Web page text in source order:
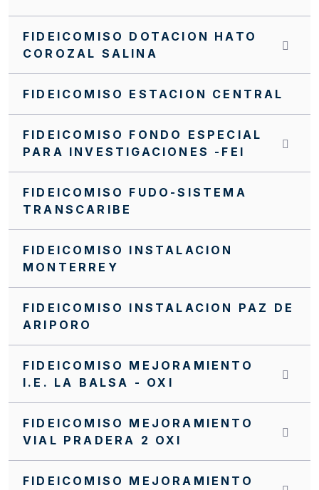
FIDEICOMISO DOTACION HATO
COROZAL SALINA
FIDEICOMISO ESTACION CENTRAL
FIDEICOMISO FONDO ESPECIAL
PARA INVESTIGACIONES -FEI
FIDEICOMISO FUDO-SISTEMA
TRANSCARIBE
FIDEICOMISO INSTALACION
MONTERREY
FIDEICOMISO INSTALACION PAZ DE
ARIPORO
FIDEICOMISO MEJORAMIENTO
I.E. LA BALSA - OXI
FIDEICOMISO MEJORAMIENTO
VIAL PRADERA 2 OXI
FIDEICOMISO MEJORAMIENTO